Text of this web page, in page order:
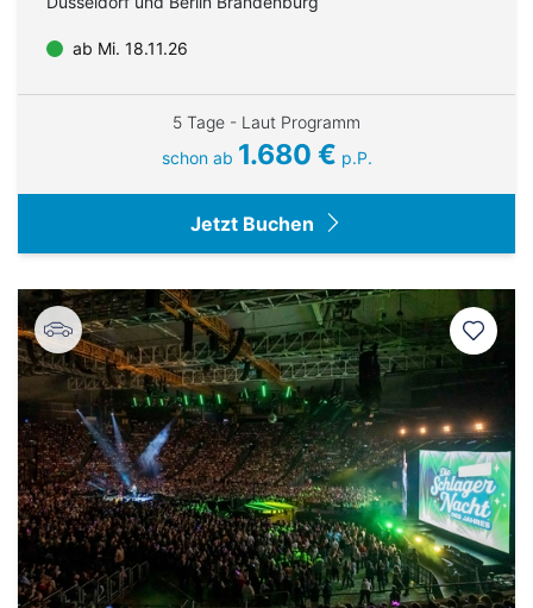
ab Mi. 18.11.26
5 Tage - Laut Programm
schon ab 1.680 € p.P.
Jetzt Buchen